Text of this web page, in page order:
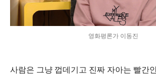
영화평론가 이동진
사람은 그냥 껍데기고 진짜 자아는 빨간